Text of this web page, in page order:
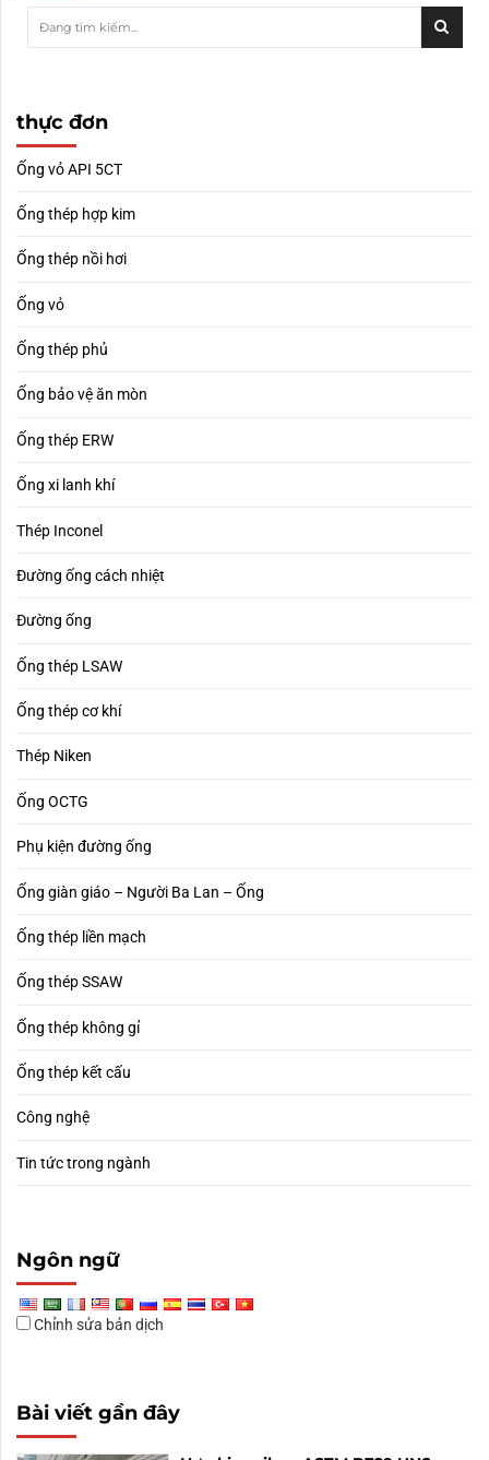
thực đơn
Ống vỏ API 5CT
Ống thép hợp kim
Ống thép nồi hơi
Ống vỏ
Ống thép phủ
Ống bảo vệ ăn mòn
Ống thép ERW
Ống xi lanh khí
Thép Inconel
Đường ống cách nhiệt
Đường ống
Ống thép LSAW
Ống thép cơ khí
Thép Niken
Ống OCTG
Phụ kiện đường ống
Ống giàn giáo – Người Ba Lan – Ống
Ống thép liền mạch
Ống thép SSAW
Ống thép không gỉ
Ống thép kết cấu
Công nghệ
Tin tức trong ngành
Ngôn ngữ
Chỉnh sửa bản dịch
Bài viết gần đây